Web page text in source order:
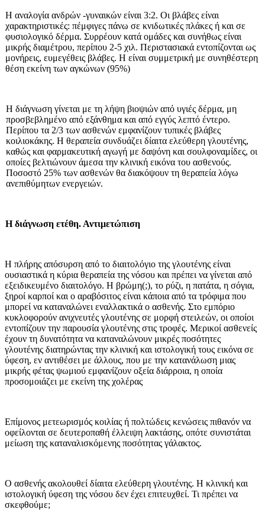
Η αναλογία ανδρών -γυναικών είναι 3:2. Οι βλάβες είναι
χαρακτηριστικές: πέμφιγες πάνω σε κνιδωτικές πλάκες ή και σε
φυσιολογικό δέρ­μα. Συρρέουν κατά ομάδες και συνή­θως είναι
μικρής διαμέτρου, περίπου 2-5 χιλ. Περιστασιακά εντοπίζονται ως
μονήρεις, ευμεγέθεις βλάβες. Η είναι συμμετρική με συνη­θέστερη
θέση εκείνη των αγκώνων (95%)
Η διάγνωση γίνεται με τη λήψη βιοψιών από υγιές δέρμα, μη
προσβεβλη­μένο από εξάνθημα και από εγγύς λεπτό έντερο.
Περίπου τα 2/3 των ασθενών εμφανίζουν τυπικές βλάβες
κοιλιοκάκης. Η θεραπεία συνδυάζει δίαιτα ελεύθερη γλουτένης,
καθώς και φαρμακευτική αγωγή με δαψόνη και σουλφοναμίδες, οι
οποίες βελτι­ώνουν άμεσα την κλινική εικόνα του ασθενούς.
Ποσοστό 25% των ασθε­νών θα διακόψουν τη θεραπεία λόγω
ανεπιθύμητων ενεργειών.
Η διάγνωση ετέθη. Αντιμετώπιση
Η πλήρης απόσυρση από το διαιτο­λόγιο της γλουτένης είναι
ουσιαστι­κά η κύρια θεραπεία της νόσου και πρέπει να γίνεται από
εξειδικευμένο διαιτολόγο. Η βρώμη(;), το ρύζι, η πατάτα, η σόγια,
ξηροί καρποί και ο αραβόσιτος είναι κάποια από τα τρόφιμα που
μπορεί να καταναλώνει εναλλακτικά ο ασθενής. Στο εμπόριο
κυκλοφορούν ανιχνευτές γλουτένης σε μορφή στειλεών, οι οποίοι
εντο­πίζουν την παρουσία γλουτένης στις τροφές. Μερικοί ασθενείς
έχουν τη δυνατότητα να καταναλώνουν μικρές ποσότητες
γλουτένης διατηρώντας την κλινική και ιστολογική τους εικό­να σε
ύφεση, εν αντιθέσει με άλλους, που με την κατανάλωση μιας
μικρής φέτας ψωμιού εμφανίζουν οξεία διάρ­ροια, η οποία
προσομοιάζει με εκείνη της χολέρας
Επίμονος μετεωρισμός κοιλίας ή πολτώδεις κενώσεις πιθανόν να
οφείλονται σε δευτεροπαθή έλλειψη λακτάσης, οπότε συνιστάται
μείωση της κατανα­λισκόμενης ποσότητας γάλακτος.
Ο ασθενής ακολουθεί δίαιτα ελεύθε­ρη γλουτένης. Η κλινική και
ιστολο­γική ύφεση της νόσου δεν έχει επι­τευχθεί. Τι πρέπει να
σκεφθούμε;